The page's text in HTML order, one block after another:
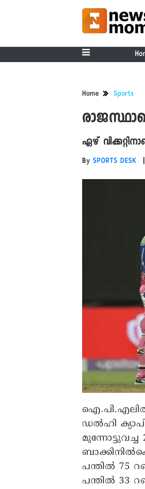
Home Sports
ഏഴ്
By SPORTS DESK |
ഐ.പി.എലിൽ
ഡൽഹി
പന്തിൽ 75
പന്തിൽ 33